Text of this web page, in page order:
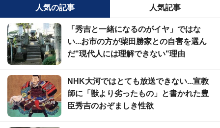
人気の記事 人気記事
「秀吉と一緒になるのがイヤ」ではな
い...お市の方が柴田勝家との自害を選ん
だ"現代人には理解できない"理由
NHK大河ではとても放送できない...宣教
師に「獣より劣ったもの」と書かれた豊
臣秀吉のおぞましき性欲